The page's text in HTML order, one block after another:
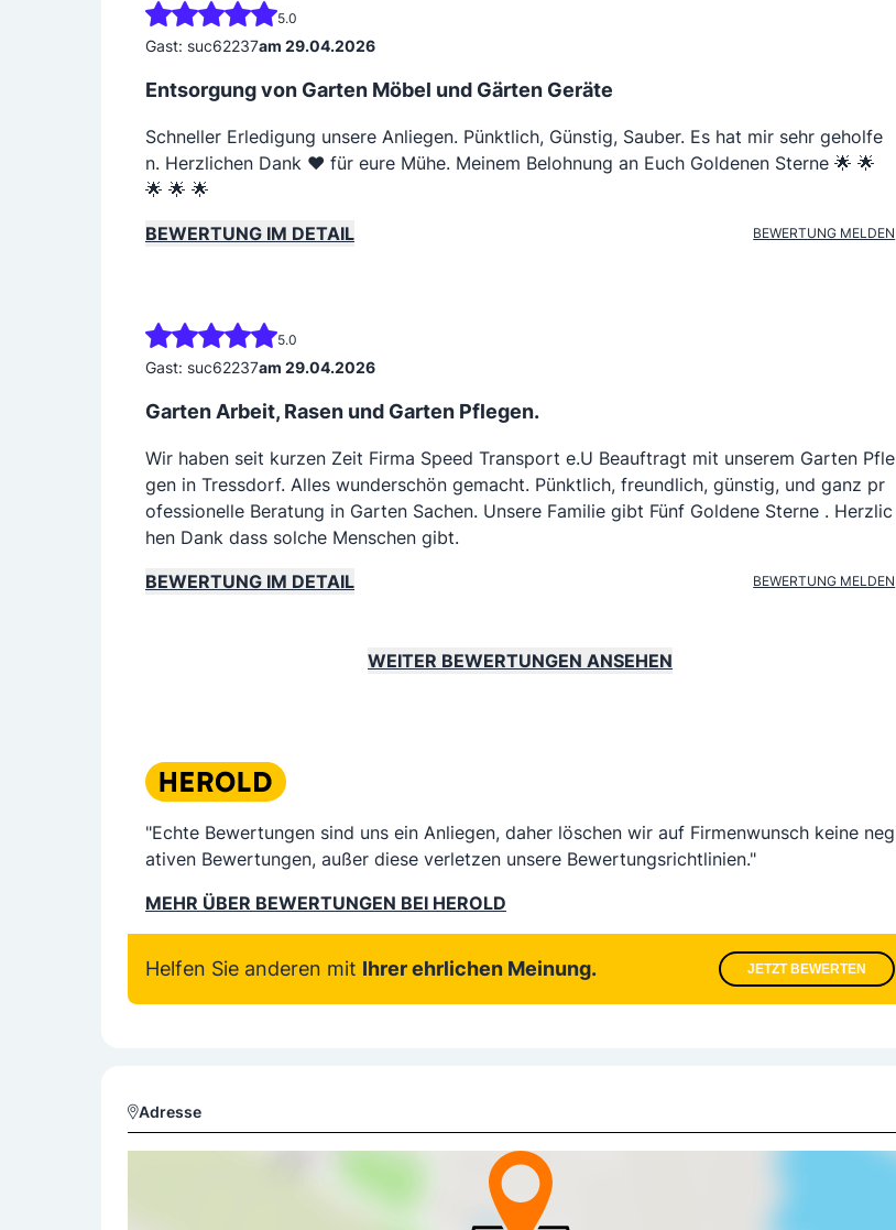
5.0
Gast: suc62237am 29.04.2026
Entsorgung von Garten Möbel und Gärten Geräte
Schneller Erledigung unsere Anliegen. Pünktlich, Günstig, Sauber. Es hat mir sehr geholfe
n. Herzlichen Dank ❤️ für eure Mühe. Meinem Belohnung an Euch Goldenen Sterne 🌟 🌟
🌟 🌟 🌟
BEWERTUNG IM DETAIL
BEWERTUNG MELDEN
5.0
Gast: suc62237am 29.04.2026
Garten Arbeit, Rasen und Garten Pflegen.
Wir haben seit kurzen Zeit Firma Speed Transport e.U Beauftragt mit unserem Garten Pfle
gen in Tressdorf. Alles wunderschön gemacht. Pünktlich, freundlich, günstig, und ganz pr
ofessionelle Beratung in Garten Sachen. Unsere Familie gibt Fünf Goldene Sterne . Herzlic
hen Dank dass solche Menschen gibt.
BEWERTUNG IM DETAIL
BEWERTUNG MELDEN
WEITER BEWERTUNGEN ANSEHEN
"Echte Bewertungen sind uns ein Anliegen, daher löschen wir auf Firmenwunsch keine neg
ativen Bewertungen, außer diese verletzen unsere Bewertungsrichtlinien."
MEHR ÜBER BEWERTUNGEN BEI HEROLD
Helfen Sie anderen mit Ihrer ehrlichen Meinung. JETZT BEWERTEN
Adresse